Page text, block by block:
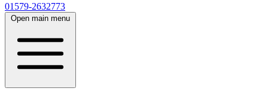
01579-2632773
Open main menu